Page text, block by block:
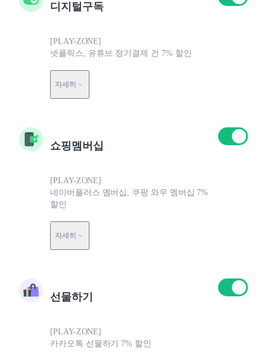
디지털구독
[PLAY-ZONE]
넷플릭스, 유튜브 정기결제 건 7% 할인
자세히
쇼핑멤버십
[PLAY-ZONE]
네이버플러스 멤버십, 쿠팡 와우 멤버십 7%
할인
자세히
선물하기
[PLAY-ZONE]
카카오톡 선물하기 7% 할인